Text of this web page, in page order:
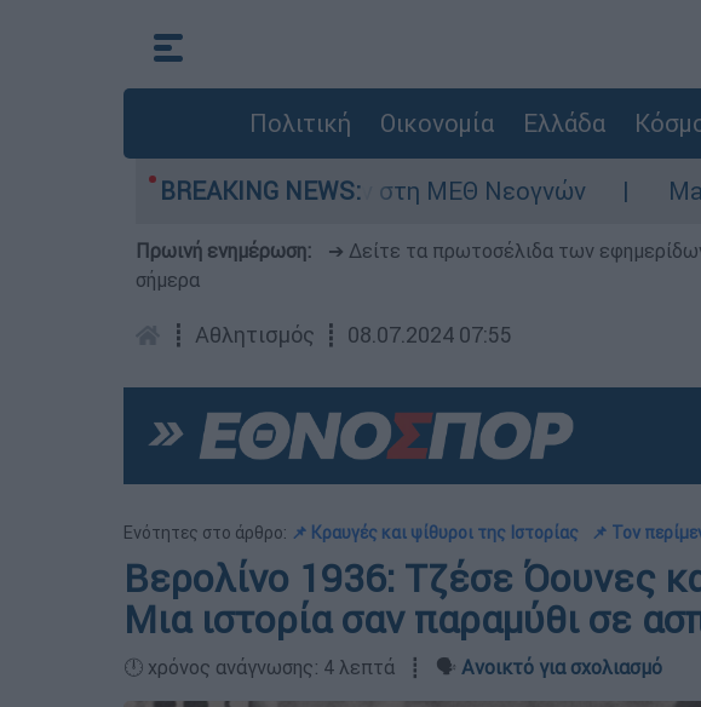
Πολιτική Οικονομία Ελλάδα
BREAKING NEWS:
- Νοσηλευόταν στη ΜΕΘ Νεογνών Marfin: «Δεν
Πρωινή ενημέρωση: ➔ Δείτε τα πρωτοσέλιδα των
σήμερα
┋ Αθλητισμός ┋ 08.07.2024 07:55
Ενότητες στο άρθρο: 📌 Κραυγές και ψίθυροι της Ιστορίας 📌 Τον
Βερολίνο 1936: Τζέσε Όουνες
Μια ιστορία σαν παραμύθι σε
🕛 χρόνος ανάγνωσης: 4 λεπτά ┋ 🗣️ Ανοικτό για σχολιασμό